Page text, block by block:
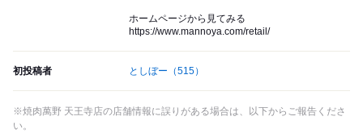
ホームページから見てみる
https://www.mannoya.com/retail/
初投稿者 としぼー （515）
※焼肉萬野 天王寺店の店舗情報に誤りがある場合は、以下からご報告くださ
い。